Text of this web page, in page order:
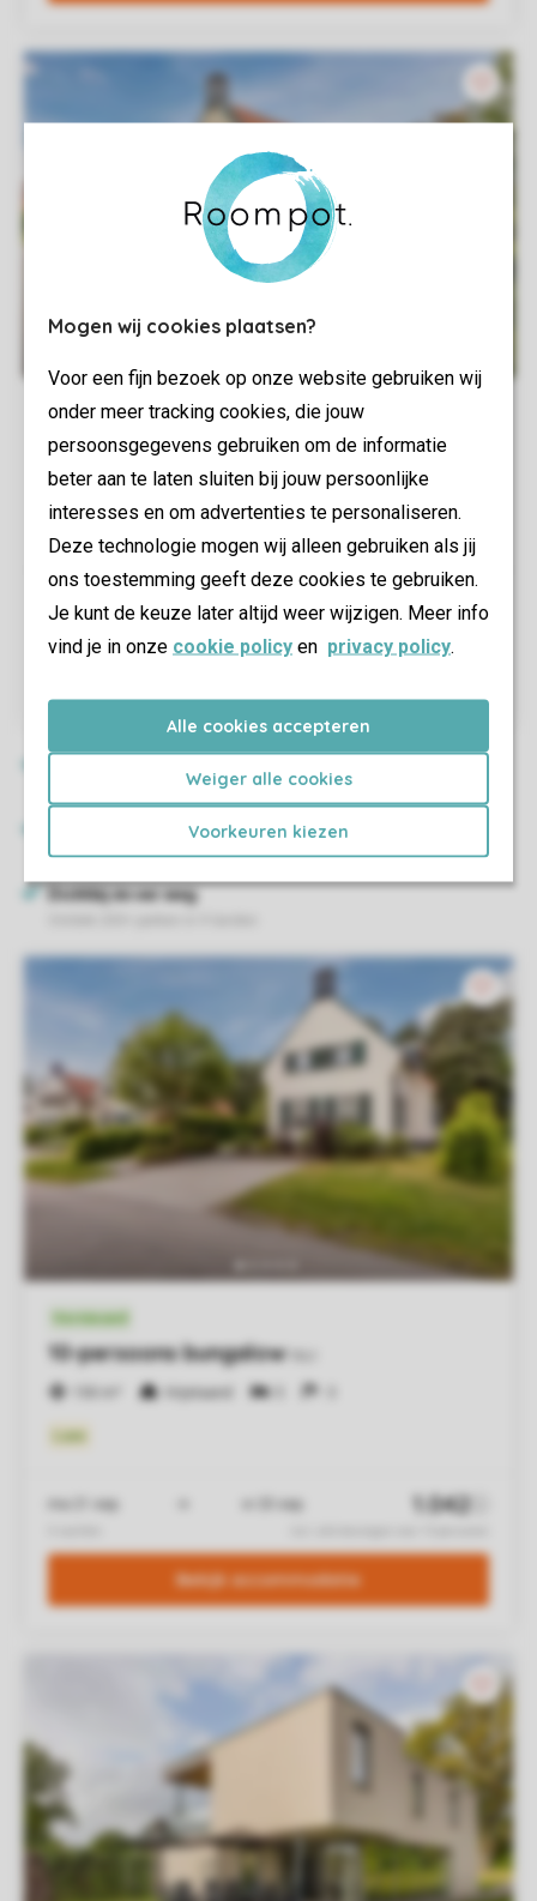
Mogen wij cookies plaatsen?
Voor een fijn bezoek op onze website gebruiken wij
onder meer tracking cookies, die jouw
persoonsgegevens gebruiken om de informatie
beter aan te laten sluiten bij jouw persoonlijke
interesses en om advertenties te personaliseren.
Deze technologie mogen wij alleen gebruiken als jij
ons toestemming geeft deze cookies te gebruiken.
Je kunt de keuze later altijd weer wijzigen. Meer info
vind je in onze cookie policy en privacy policy.
Alle cookies accepteren
Weiger alle cookies
Voorkeuren kiezen